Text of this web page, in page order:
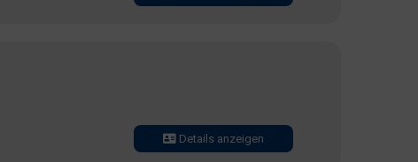
Details anzeigen